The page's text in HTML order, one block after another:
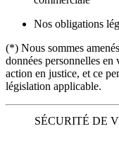
Nos obligations
(*) Nous sommes
données personnelles en
action en justice, et ce
législation applicable.
SÉCURITÉ DE